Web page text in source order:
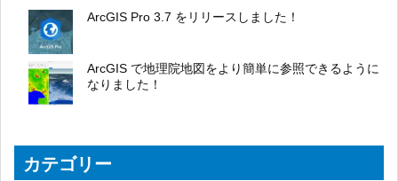
ArcGIS Pro 3.7 をリリースしました！
ArcGIS で地理院地図をより簡単に参照できるように
なりました！
カテゴリー